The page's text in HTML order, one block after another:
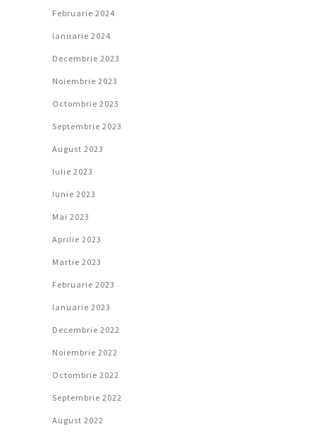
Februarie 2024
Ianuarie 2024
Decembrie 2023
Noiembrie 2023
Octombrie 2023
Septembrie 2023
August 2023
Iulie 2023
Iunie 2023
Mai 2023
Aprilie 2023
Martie 2023
Februarie 2023
Ianuarie 2023
Decembrie 2022
Noiembrie 2022
Octombrie 2022
Septembrie 2022
August 2022